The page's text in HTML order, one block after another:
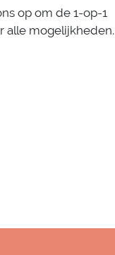
op om de 1-op-1
alle mogelijkheden.